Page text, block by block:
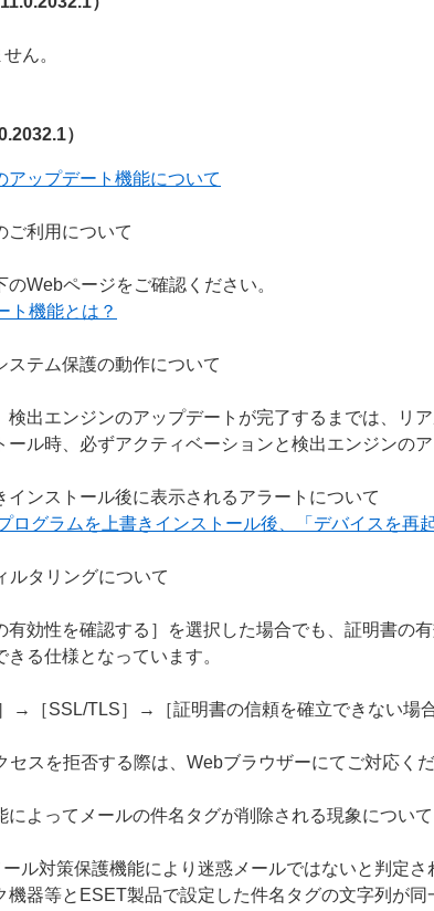
ん。
）
アップデート機能について
ご利用について
Webページをご確認ください。
ト機能とは？
ステム保護の動作について
検出エンジンのアップデートが完了するまでは、リ
ル時、必ずアクティベーションと検出エンジンの
インストール後に表示されるアラートについて
ログラムを上書きインストール後、「デバイスを再
ルタリングについて
有効性を確認する］を選択した場合でも、証明書
る仕様となっています。
→［SSL/TLS］→［証明書の信頼を確立できない場
スを拒否する際は、Webブラウザーにてご対応くだ
によってメールの件名タグが削除される現象について
ル対策保護機能により迷惑メールではないと判定さ
機器等とESET製品で設定した件名タグの文字列が